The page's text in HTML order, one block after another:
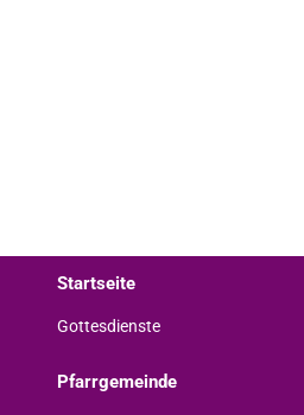
Startseite
Gottesdienste
Pfarrgemeinde